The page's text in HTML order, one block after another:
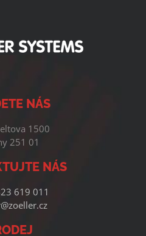
NÁS
1500
251 01
NÁS
619 011